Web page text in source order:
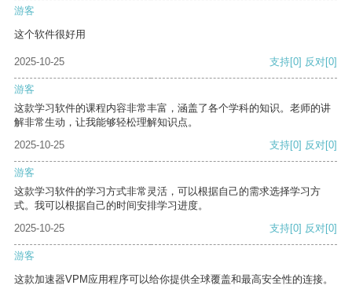
游客
这个软件很好用
2025-10-25 支持[0] 反对[0]
游客
这款学习软件的课程内容非常丰富，涵盖了各个学科的知识。老师的讲
解非常生动，让我能够轻松理解知识点。
2025-10-25
支持[0] 反对[0]
游客
这款学习软件的学习方式非常灵活，可以根据自己的需求选择学习方
式。我可以根据自己的时间安排学习进度。
2025-10-25
支持[0] 反对[0]
游客
这款加速器VPM应用程序可以给你提供全球覆盖和最高安全性的连接。